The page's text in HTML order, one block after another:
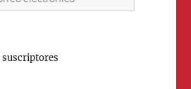
suscriptores